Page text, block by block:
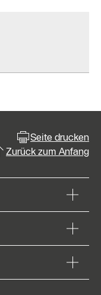
Seite drucken
Zurück zum Anfang